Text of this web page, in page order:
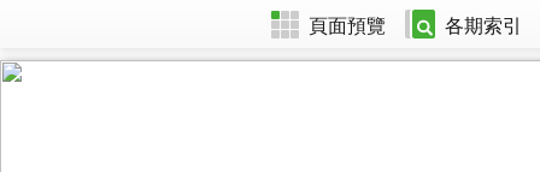
頁面預覽 各期索引